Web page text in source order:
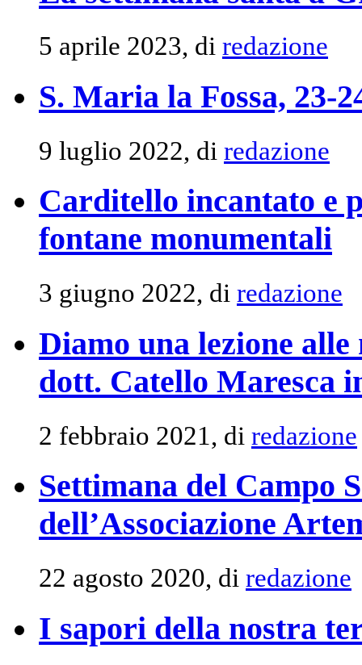
5 aprile 2023, di redazione
S. Maria la Fossa, 23-
9 luglio 2022, di redazione
Carditello incantato e
fontane monumentali
3 giugno 2022, di redazione
Diamo una lezione
dott. Catello Maresca
2 febbraio 2021, di redazione
Settimana del Campo
dell’Associazione
22 agosto 2020, di redazione
I sapori della nostra